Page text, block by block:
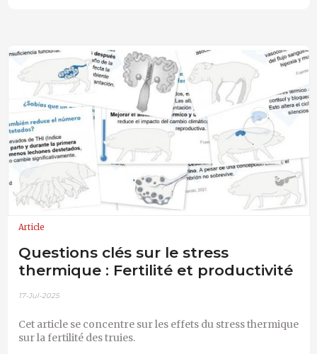
Article
Questions clés sur le stress
thermique : Fertilité et productivité
17-Jul-2025
Cet article se concentre sur les effets du stress thermique
sur la fertilité des truies.